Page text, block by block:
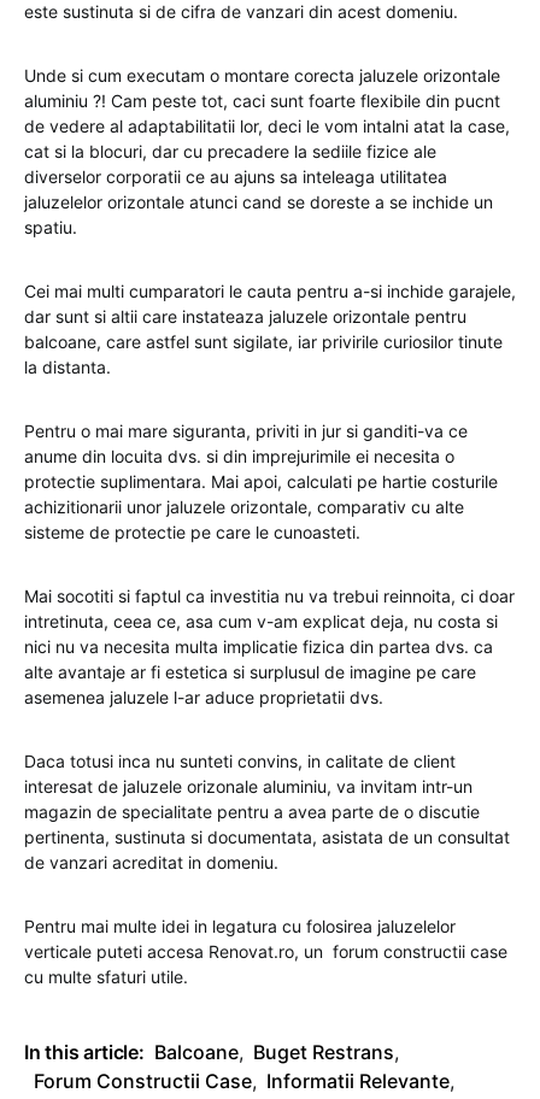
este sustinuta si de cifra de vanzari din acest domeniu.
Unde si cum executam o montare corecta jaluzele orizontale
aluminiu ?! Cam peste tot, caci sunt foarte flexibile din pucnt
de vedere al adaptabilitatii lor, deci le vom intalni atat la case,
cat si la blocuri, dar cu precadere la sediile fizice ale
diverselor corporatii ce au ajuns sa inteleaga utilitatea
jaluzelelor orizontale atunci cand se doreste a se inchide un
spatiu.
Cei mai multi cumparatori le cauta pentru a-si inchide garajele,
dar sunt si altii care instateaza jaluzele orizontale pentru
balcoane, care astfel sunt sigilate, iar privirile curiosilor tinute
la distanta.
Pentru o mai mare siguranta, priviti in jur si ganditi-va ce
anume din locuita dvs. si din imprejurimile ei necesita o
protectie suplimentara. Mai apoi, calculati pe hartie costurile
achizitionarii unor jaluzele orizontale, comparativ cu alte
sisteme de protectie pe care le cunoasteti.
Mai socotiti si faptul ca investitia nu va trebui reinnoita, ci doar
intretinuta, ceea ce, asa cum v-am explicat deja, nu costa si
nici nu va necesita multa implicatie fizica din partea dvs. ca
alte avantaje ar fi estetica si surplusul de imagine pe care
asemenea jaluzele l-ar aduce proprietatii dvs.
Daca totusi inca nu sunteti convins, in calitate de client
interesat de jaluzele orizonale aluminiu, va invitam intr-un
magazin de specialitate pentru a avea parte de o discutie
pertinenta, sustinuta si documentata, asistata de un consultat
de vanzari acreditat in domeniu.
Pentru mai multe idei in legatura cu folosirea jaluzelelor
verticale puteti accesa Renovat.ro, un forum constructii case
cu multe sfaturi utile.
In this article: Balcoane, Buget Restrans,
Forum Constructii Case, Informatii Relevante,